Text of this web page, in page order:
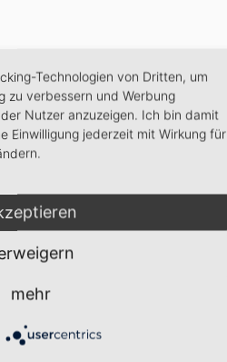
auf YouTube
Uhrgeht Mahlers
über die hervorragende
Technologien von Dritten, um
zu verbessern und Werbung
Nutzer anzuzeigen. Ich bin damit
Einwilligung jederzeit mit Wirkung für
mehr